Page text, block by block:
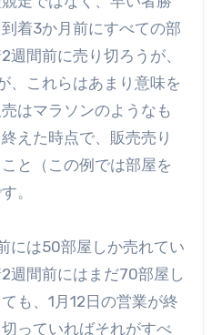
着3か月前にすべての部
間前に売り切ろうが、
、これらはあまり意味を
はマラソンのようなも
えた時点で、販売売り
と（この例では部屋を
。
には50部屋しか売れてい
週間前にはまだ70部屋し
も、1月12日の営業が終
っていればそれがすべ